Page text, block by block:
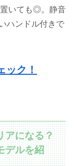
いても◎。静音
ハンドル付きで
ック！
アになる？
デルを紹